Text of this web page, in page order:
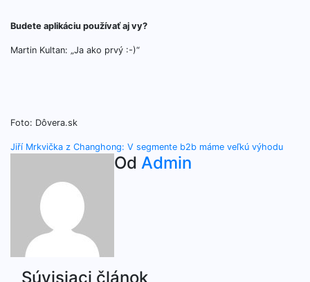
Budete aplikáciu používať aj vy?
Martin Kultan: „Ja ako prvý :-)“
Foto: Dôvera.sk
Navigácia
článku
Jiří Mrkvička z Changhong: V segmente b2b máme veľkú výhodu
Od Admin
Súvisiaci článok